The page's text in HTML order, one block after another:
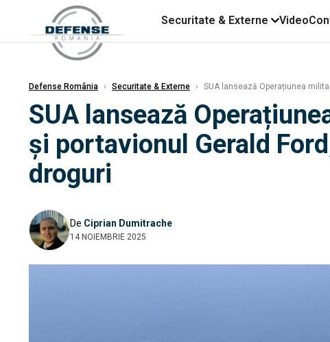
Securitate & Externe Video
Defense România › Securitate & Externe › SUA lansează Operațiunea
SUA lansează
și portavionul Gerald
droguri
De Ciprian Dumitrache
14 NOIEMBRIE 2025